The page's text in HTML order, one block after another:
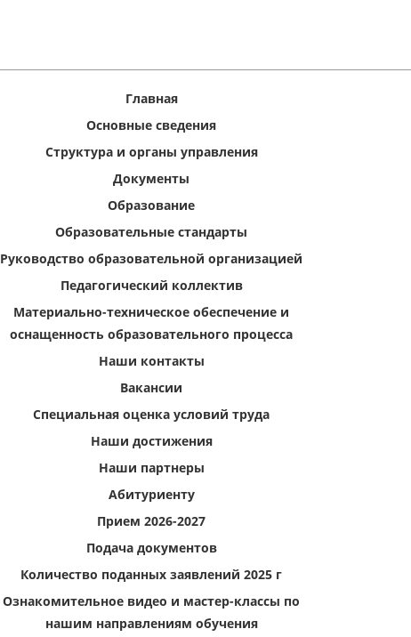
Главная
Основные сведения
Структура и органы управления
Документы
Образование
Образовательные стандарты
Руководство образовательной организацией
Педагогический коллектив
Материально-техническое обеспечение и
оснащенность образовательного процесса
Наши контакты
Вакансии
Специальная оценка условий труда
Наши достижения
Наши партнеры
Абитуриенту
Прием 2026-2027
Подача документов
Количество поданных заявлений 2025 г
Ознакомительное видео и мастер-классы по
нашим направлениям обучения